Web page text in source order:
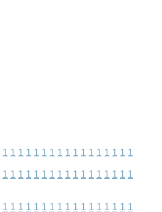
1 1 1 1 1 1 1 1 1 1 1 1 1 1 1 1 1
1 1 1 1 1 1 1 1 1 1 1 1 1 1 1 1 1
1 1 1 1 1 1 1 1 1 1 1 1 1 1 1 1 1